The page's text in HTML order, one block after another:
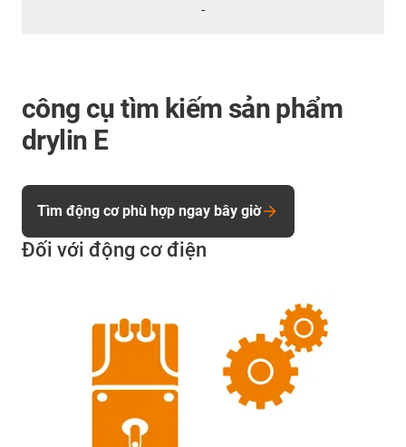
-
công cụ tìm kiếm sản phẩm
drylin E
Đối với động cơ điện
Tìm động cơ phù hợp ngay bây giờ